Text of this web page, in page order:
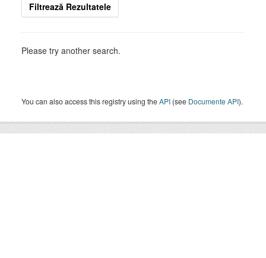
Filtrează Rezultatele
Please try another search.
You can also access this registry using theAPI (see Documente API).